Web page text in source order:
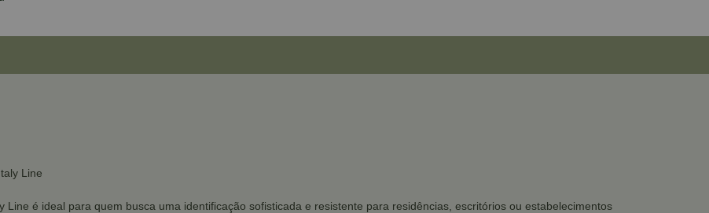
Line
Line é ideal para quem busca uma identificação sofisticada e resistente para residências, escritórios ou estabelecimentos